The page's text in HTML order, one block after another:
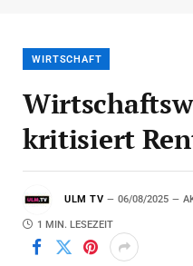
WIRTSCHAFT
kritisiert
ULM TV 06/08/2025
1 MIN. LESEZEIT